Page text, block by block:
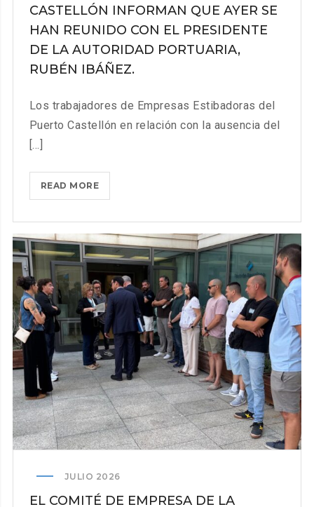
CASTELLÓN INFORMAN QUE AYER SE
HAN REUNIDO CON EL PRESIDENTE
DE LA AUTORIDAD PORTUARIA,
RUBÉN IBÁÑEZ.
Los trabajadores de Empresas Estibadoras del
Puerto Castellón en relación con la ausencia del
[...]
READ MORELOS
REPRESENTANTES
LOS
TRABAJADORES
EMPRESAS
ESTIBADORAS
DEL
PUERTO
DE
CASTELLÓN
INFORMAN
QUE
AYER
SE
REUNIDO
EL
JULIO 2026
EL COMITÉ DE EMPRESA DE LA